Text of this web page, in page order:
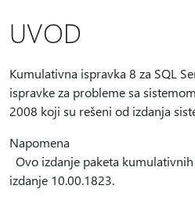
UVOD
Kumulativna ispravka 8 za SQL
ispravke za probleme sa
2008 koji su rešeni od izdanja
Napomena
Ovo izdanje paketa
izdanje 10.00.1823.